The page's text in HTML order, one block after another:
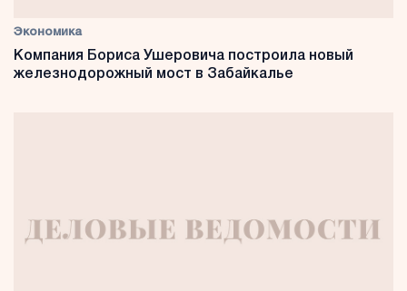
Экономика
Компания Бориса Ушеровича построила новый
железнодорожный мост в Забайкалье